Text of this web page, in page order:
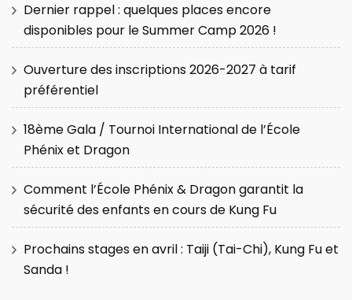
Dernier rappel : quelques places encore
disponibles pour le Summer Camp 2026 !
Ouverture des inscriptions 2026-2027 à tarif
préférentiel
18ème Gala / Tournoi International de l’École
Phénix et Dragon
Comment l’École Phénix & Dragon garantit la
sécurité des enfants en cours de Kung Fu
Prochains stages en avril : Taiji (Tai-Chi), Kung Fu et
Sanda !